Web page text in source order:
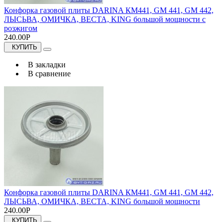
Конфорка газовой плиты DARINA КМ441, GM 441, GM 442,
ЛЫСЬВА, ОМИЧКА, ВЕСТА, KING большой мощности с
розжигом
240.00Р
КУПИТЬ
В закладки
В сравнение
Конфорка газовой плиты DARINA КМ441, GM 441, GM 442,
ЛЫСЬВА, ОМИЧКА, ВЕСТА, KING большой мощности
240.00Р
КУПИТЬ